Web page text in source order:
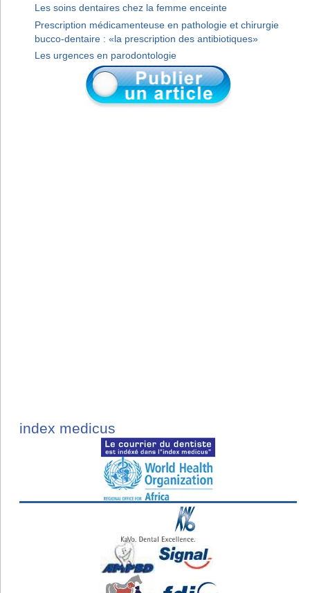
Les soins dentaires chez la femme enceinte
Prescription médicamenteuse en pathologie et chirurgie
bucco-dentaire : «la prescription des antibiotiques»
Les urgences en parodontologie
index medicus